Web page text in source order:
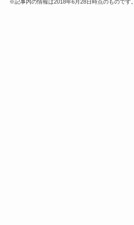
※記事内の情報は2018年6月28日時点のものです。